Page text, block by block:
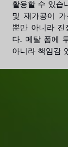
활용할 수 있습
및 재가공이
뿐만 아니라 진
다. 메탈 폼에
아니라 책임감